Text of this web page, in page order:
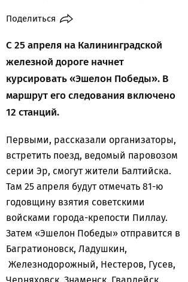
Поделиться
С 25 апреля на Калининградской
железной дороге начнет
курсировать «Эшелон Победы». В
маршрут его следования включено
12 станций.
Первыми, рассказали организаторы,
встретить поезд, ведомый паровозом
серии Эр, смогут жители Балтийска.
Там 25 апреля будут отмечать 81-ю
годовщину взятия советскими
войсками города-крепости Пиллау.
Затем «Эшелон Победы» отправится в
Багратионовск, Ладушкин,
Железнодорожный, Нестеров, Гусев,